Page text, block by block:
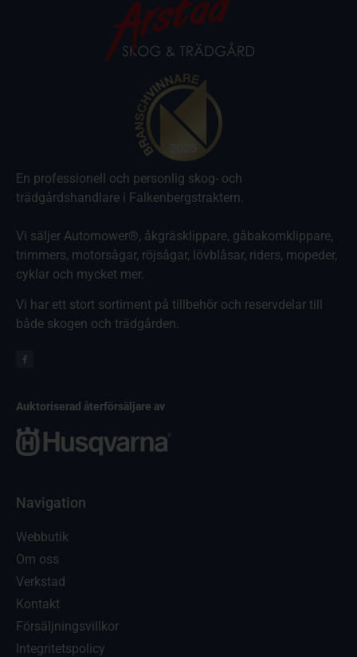
En professionell och personlig skog- och
trädgårdshandlare i Falkenbergstraktern.
Vi säljer Automower®, åkgräsklippare, gåbakomklippare,
trimmers, motorsågar, röjsågar, lövblåsar, riders, mopeder,
cyklar och mycket mer.
Vi har ett stort sortiment på tillbehör och reservdelar till
både skogen och trädgården.
Auktoriserad återförsäljare av
Navigation
Webbutik
Om oss
Verkstad
Kontakt
Försäljningsvillkor
Integritetspolicy